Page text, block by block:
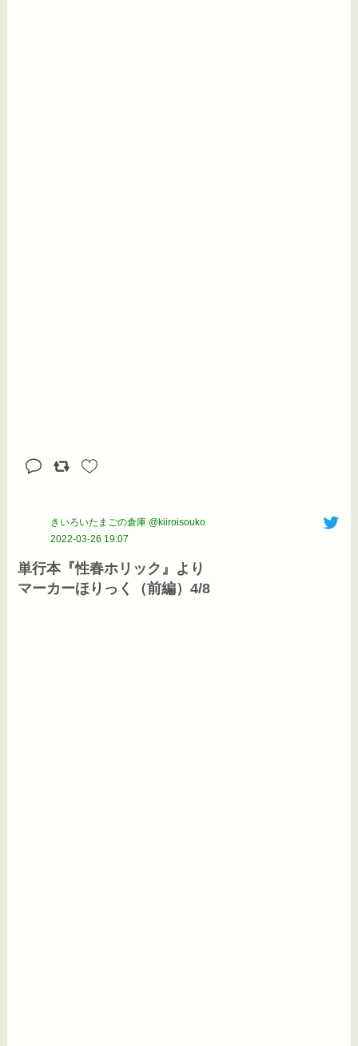
きいろいたまごの倉庫 @kiiroisouko
2022-03-26 19:07
単行本『性春ホリック』より
マーカーほりっく（前編）4/8